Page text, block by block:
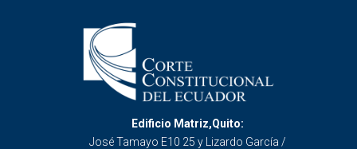
Edificio Matriz,Quito:
José Tamayo E10 25 y Lizardo García /